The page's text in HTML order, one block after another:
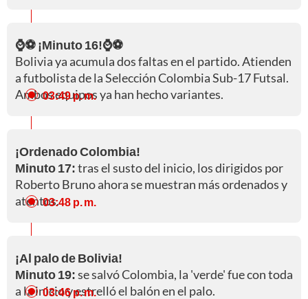
⌚⚽ ¡Minuto 16!⌚⚽
Bolivia ya acumula dos faltas en el partido. Atienden
a futbolista de la Selección Colombia Sub-17 Futsal.
Ambos equipos ya han hecho variantes.
03:49 p. m.
¡Ordenado Colombia!
Minuto 17:tras el susto del inicio, los dirigidos por
Roberto Bruno ahora se muestran más ordenados y
atentos.03:48 p. m.
¡Al palo de Bolivia!
Minuto 19:se salvó Colombia, la 'verde' fue con toda
a la inicio y estrelló el balón en el palo.
03:46 p. m.